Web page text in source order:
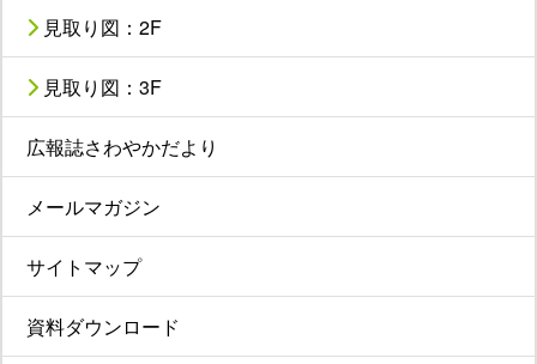
見取り図：2F
見取り図：3F
広報誌さわやかだより
メールマガジン
サイトマップ
資料ダウンロード